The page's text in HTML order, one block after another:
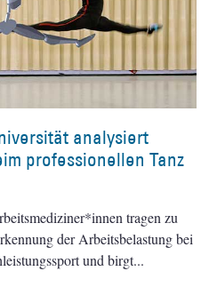
analysiert
professionellen Tanz
tragen zu
der Arbeitsbelastung bei
und birgt